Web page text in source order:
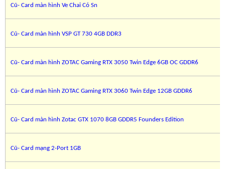
Cũ- Card màn hình Ve Chai Có Sn
Cũ- Card màn hình VSP GT 730 4GB DDR3
Cũ- Card màn hình ZOTAC Gaming RTX 3050 Twin Edge 6GB OC GDDR6
Cũ- Card màn hình ZOTAC Gaming RTX 3060 Twin Edge 12GB GDDR6
Cũ- Card màn hình Zotac GTX 1070 8GB GDDR5 Founders Edition
Cũ- Card mạng 2-Port 1GB